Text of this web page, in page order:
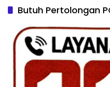
Butuh Pertolongan